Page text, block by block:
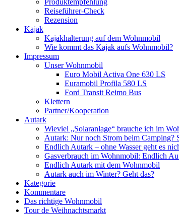
Reiseführer-Check
Rezension
Kajak
Kajakhalterung auf dem Wohnmobil
Wie kommt das Kajak aufs Wohnmobil?
Impressum
Unser Wohnmobil
Euro Mobil Activa One 630 LS
Euramobil Profila 580 LS
Ford Transit Reimo Bus
Klettern
Partner/Kooperation
Autark
Wieviel „Solaranlage“ brauche ich im
Autark: Nur noch Strom beim Camping?
Endlich Autark – ohne Wasser geht es
Gasverbrauch im Wohnmobil: Endlich
Endlich Autark mit dem Wohnmobil
Autark auch im Winter? Geht das?
Kategorie
Kommentare
Das richtige Wohnmobil
Tour de Weihnachtsmarkt